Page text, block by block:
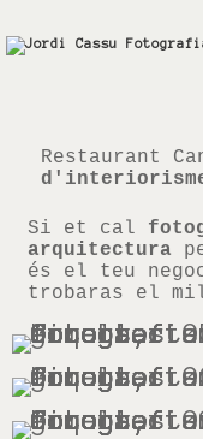
Restaurant
Si et cal
arquitectura
és el teu
trobaras el